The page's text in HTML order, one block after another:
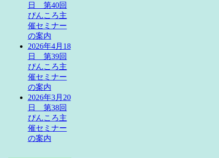
日 第40回
ぴんころ主
催セミナー
の案内
2026年4月18
日 第39回
ぴんころ主
催セミナー
の案内
2026年3月20
日 第38回
ぴんころ主
催セミナー
の案内